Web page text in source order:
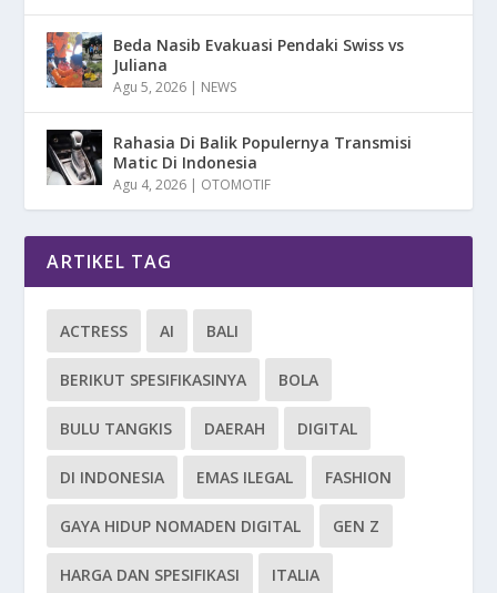
Beda Nasib Evakuasi Pendaki Swiss vs
Juliana
Agu 5, 2026 | NEWS
Rahasia Di Balik Populernya Transmisi
Matic Di Indonesia
Agu 4, 2026 | OTOMOTIF
ARTIKEL TAG
ACTRESS AI BALI
BERIKUT SPESIFIKASINYA BOLA
BULU TANGKIS DAERAH DIGITAL
DI INDONESIA EMAS ILEGAL FASHION
GAYA HIDUP NOMADEN DIGITAL GEN Z
HARGA DAN SPESIFIKASI ITALIA